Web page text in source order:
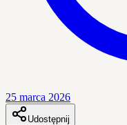
25 marca 2026
Udostępnij